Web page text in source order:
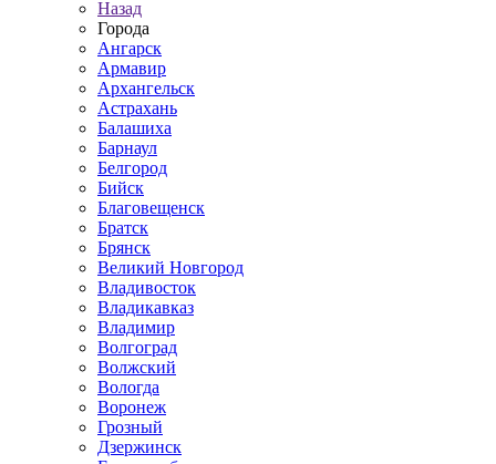
Назад
Города
Ангарск
Армавир
Архангельск
Астрахань
Балашиха
Барнаул
Белгород
Бийск
Благовещенск
Братск
Брянск
Великий Новгород
Владивосток
Владикавказ
Владимир
Волгоград
Волжский
Вологда
Воронеж
Грозный
Дзержинск